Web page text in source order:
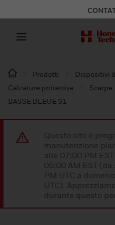
Prodotti
Dispositivi
Calzature protettive
Scarpe
BASSE BLEUE S1
Questo sito è
manutenzione
alle 07:00 PM
05:00 AM EST
PM UTC a
UTC).
durante questo